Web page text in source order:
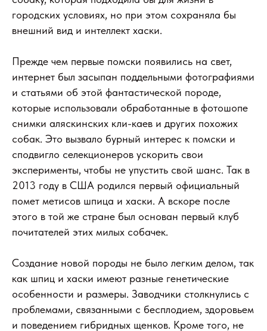
городских условиях, но при этом сохраняла бы
внешний вид и интеллект хаски.
Прежде чем первые помски появились на свет,
интернет был засыпан поддельными фотографиями
и статьями об этой фантастической породе,
которые использовали обработанные в фотошопе
снимки аляскинских кли-каев и других похожих
собак. Это вызвало бурный интерес к помски и
сподвигло селекционеров ускорить свои
эксперименты, чтобы не упустить свой шанс. Так в
2013 году в США родился первый официальный
помет метисов шпица и хаски. А вскоре после
этого в той же стране был основан первый клуб
почитателей этих милых собачек.
Создание новой породы не было легким делом, так
как шпиц и хаски имеют разные генетические
особенности и размеры. Заводчики столкнулись с
проблемами, связанными с бесплодием, здоровьем
и поведением гибридных щенков. Кроме того, не